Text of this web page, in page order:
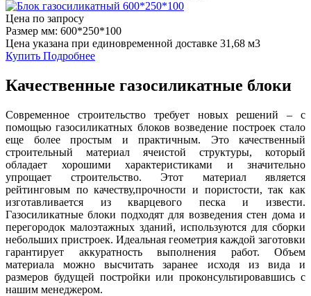
Цена по запросу
Размер мм: 600*250*100
Цена указана при единовременной доставке 31,68 м3
Купить Подробнее
Качественные газосиликатные блоки
Современное строительство требует новых решений – с
помощью газосиликатных блоков возведение построек стало
еще более простым и практичным. Это качественный
строительный материал ячеистой структуры, который
обладает хорошими характеристиками и значительно
упрощает строительство. Этот материал является
рейтинговым по качеству,прочности и пористости, так как
изготавливается из кварцевого песка и извести.
Газосиликатные блоки подходят для возведения стен дома и
перегородок малоэтажных зданий, используются для сборки
небольших пристроек. Идеальная геометрия каждой заготовки
гарантирует аккуратность выполнения работ. Объем
материала можно высчитать заранее исходя из вида и
размеров будущей постройки или проконсультировавшись с
нашим менеджером.